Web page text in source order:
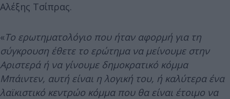
Αλέξης Τσίπρας.
«Το ερωτηματολόγιο που ήταν αφορμή για τη
σύγκρουση έθετε το ερώτημα να μείνουμε στην
Αριστερά ή να γίνουμε δημοκρατικό κόμμα
Μπάιντεν, αυτή είναι η λογική του, ή καλύτερα ένα
λαϊκιστικό κεντρώο κόμμα που θα είναι έτοιμο να